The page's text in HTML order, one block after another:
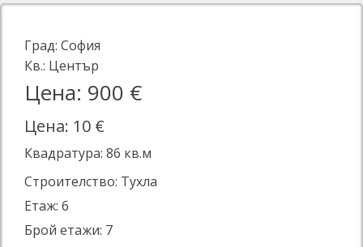
Град: София
Кв.: Център
Цена: 900 €
Цена: 10 €
Квадратура: 86 кв.м
Строителство: Тухла
Етаж: 6
Брой етажи: 7